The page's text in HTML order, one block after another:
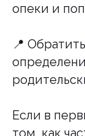
опеки и
📍
Если в
том, как